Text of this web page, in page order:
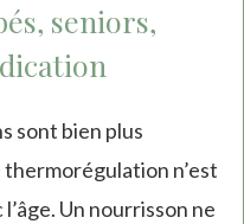
seniors,
sont bien plus
n’est
Un nourrisson ne